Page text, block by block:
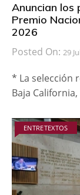
Anuncian los
Premio
2026
Posted On: 29
* La selección
Baja
ENTRETEXTOS